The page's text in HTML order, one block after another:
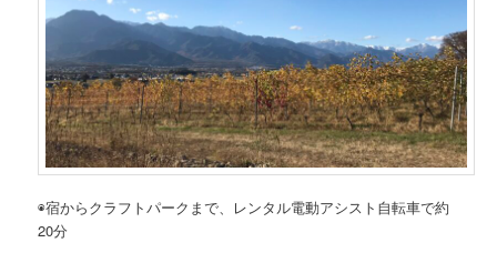
◉宿からクラフトパークまで、レンタル電動アシスト自転車で約
20分